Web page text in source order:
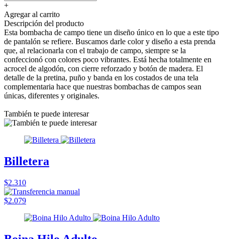
+
Agregar al carrito
Descripción del producto
Esta bombacha de campo tiene un diseño único en lo que a este tipo
de pantalón se refiere. Buscamos darle color y diseño a esta prenda
que, al relacionarla con el trabajo de campo, siempre se la
confeccionó con colores poco vibrantes. Está hecha totalmente en
acrocel de algodón, con cierre reforzado y botón de madera. El
detalle de la pretina, puño y banda en los costados de una tela
complementaria hace que nuestras bombachas de campos sean
únicas, diferentes y originales.
También te puede interesar
Billetera
$2.310
$2.079